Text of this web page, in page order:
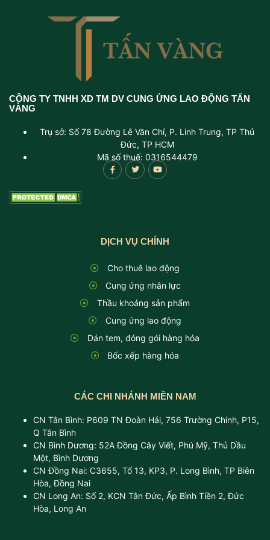
CÔNG TY TNHH XD TM DV CUNG ỨNG LAO ĐỘNG TẤN
VÀNG
Trụ sở: Số 78 Đường Lê Văn Chí, P. Linh Trung, TP Thủ
Đức, TP HCM
Mã số thuế: 0316544479
DỊCH VỤ CHÍNH
Cho thuê lao động
Cung ứng nhân lực
Thầu khoáng sản phẩm
Cung ứng lao động
Dán tem, đóng gói hàng hóa
Bốc xếp hàng hóa
CÁC CHI NHÁNH MIỀN NAM
CN Tân Bình: P609 TN Đoàn Hải, 756 Trường Chinh, P15,
Q Tân Bình
CN Bình Dương: 52A Đồng Cây Viết, Phú Mỹ, Thủ Dầu
Một, Bình Dương
CN Đồng Nai: C3655, Tổ 13, KP3, P. Long Bình, TP Biên
Hòa, Đồng Nai
CN Long An: Số 2, KCN Tân Đức, Ấp Bình Tiền 2, Đức
Hòa, Long An